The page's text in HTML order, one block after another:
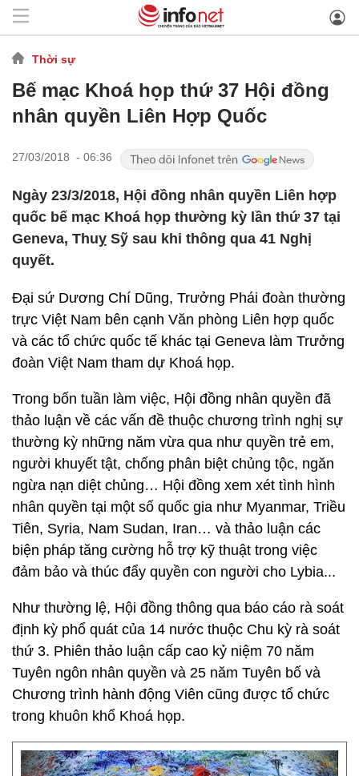
Thời sự
Bế mạc Khoá họp thứ 37 Hội đồng
nhân quyền Liên Hợp Quốc
27/03/2018 - 06:36
Ngày 23/3/2018, Hội đồng nhân quyền Liên hợp
quốc bế mạc Khoá họp thường kỳ lần thứ 37 tại
Geneva, Thuỵ Sỹ sau khi thông qua 41 Nghị
quyết.
Đại sứ Dương Chí Dũng, Trưởng Phái đoàn thường
trực Việt Nam bên cạnh Văn phòng Liên hợp quốc
và các tổ chức quốc tế khác tại Geneva làm Trưởng
đoàn Việt Nam tham dự Khoá họp.
Trong bốn tuần làm việc, Hội đồng nhân quyền đã
thảo luận về các vấn đề thuộc chương trình nghị sự
thường kỳ những năm vừa qua như quyền trẻ em,
người khuyết tật, chống phân biệt chủng tộc, ngăn
ngừa nạn diệt chủng… Hội đồng xem xét tình hình
nhân quyền tại một số quốc gia như Myanmar, Triều
Tiên, Syria, Nam Sudan, Iran… và thảo luận các
biện pháp tăng cường hỗ trợ kỹ thuật trong việc
đảm bảo và thúc đẩy quyền con người cho Lybia...
Như thường lệ, Hội đồng thông qua báo cáo rà soát
định kỳ phổ quát của 14 nước thuộc Chu kỳ rà soát
thứ 3. Phiên thảo luận cấp cao kỷ niệm 70 năm
Tuyên ngôn nhân quyền và 25 năm Tuyên bố và
Chương trình hành động Viên cũng được tổ chức
trong khuôn khổ Khoá họp.